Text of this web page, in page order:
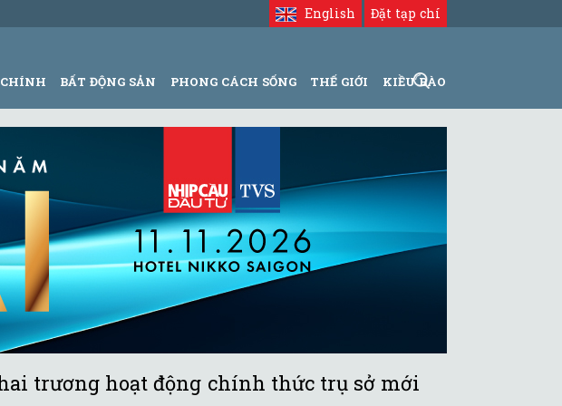
Đặt tạp chí
English
BẤT ĐỘNG SẢN PHONG CÁCH SỐNG THẾ GIỚI KIỀU BÀO
trương hoạt động chính thức trụ sở mới